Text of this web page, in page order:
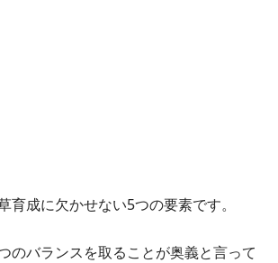
育成に欠かせない5つの要素です。
のバランスを取ることが奥義と言って